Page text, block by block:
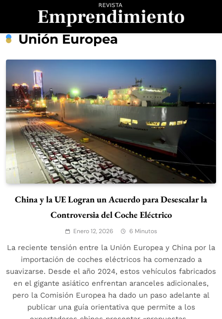
Revista
Emprendimiento
Unión Europea
China y la UE Logran un Acuerdo para Desescalar la
Controversia del Coche Eléctrico
Enero 12, 2026 6 Minutos
La reciente tensión entre la Unión Europea y China por la
importación de coches eléctricos ha comenzado a
suavizarse. Desde el año 2024, estos vehículos fabricados
en el gigante asiático enfrentan aranceles adicionales,
pero la Comisión Europea ha dado un paso adelante al
publicar una guía orientativa que permite a los